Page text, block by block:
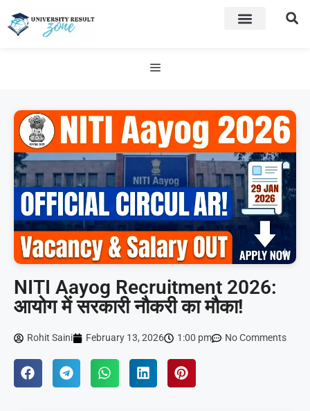
NITI Aayog Recruitment 2026:
आयोग में सरकारी नौकरी का मौका!
Rohit Saini February 13, 2026 1:00 pm No Comments